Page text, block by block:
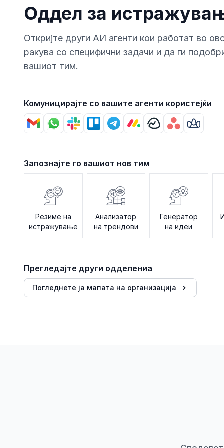
Оддел за
Откриjте други АИ агенти кои работат во
ракува со специфични задачи и да ги
вашиот тим.
Комуницирајте со вашите агенти користејќи
Запознајте го вашиот нов тим
Резиме на
истражување
Анализатор
на трендови
Генератор
на идеи
Прегледајте други одделениа
Погледнете ја мапата на организација